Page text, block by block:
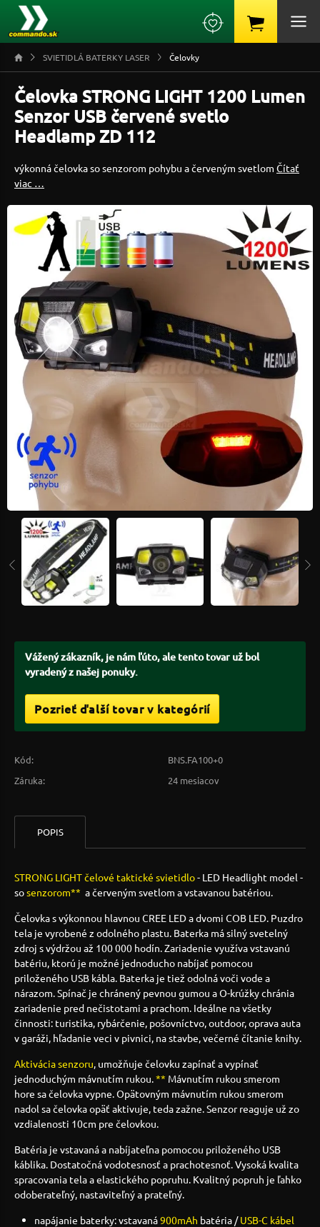
SVIETIDLÁ BATERKY LASER Čelovky
Čelovka STRONG LIGHT 1200 Lumen
Senzor USB červené svetlo
Headlamp ZD 112
výkonná čelovka so senzorom pohybu a červeným svetlom Čítať
viac …
Vážený zákazník, je nám ľúto, ale tento tovar už bol
vyradený z našej ponuky.
Pozrieť ďalší tovar v kategórií
Kód:
BNS.FA100+0
Záruka:
24 mesiacov
POPIS
STRONG LIGHT čelové taktické svietidlo- LED Headlight model -
sosenzorom** a červeným svetlom a vstavanou batériou.
Čelovka s výkonnou hlavnou CREE LED a dvomi COB LED. Puzdro
tela je vyrobené z odolného plastu. Baterka má silný svetelný
zdroj s výdržou až 100 000 hodín. Zariadenie využíva vstavanú
batériu, ktorú je možné jednoducho nabíjať pomocou
priloženého USB kábla. Baterka je tiež odolná voči vode a
nárazom. Spínač je chránený pevnou gumou a O-krúžky chránia
zariadenie pred nečistotami a prachom. Ideálne na všetky
činnosti: turistika, rybárčenie, pošovníctvo, outdoor, oprava auta
v garáži, hľadanie veci v pivnici, na stavbe, večerné čítanie knihy.
Aktivácia senzoru, umožňuje čelovku zapínať a vypínať
jednoduchým mávnutím rukou.** Mávnutím rukou smerom
hore sa čelovka vypne. Opätovným mávnutím rukou smerom
nadol sa čelovka opäť aktivuje, teda zažne. Senzor reaguje už zo
vzdialenosti 10cm pre čelovkou.
Batéria je vstavaná a nabíjateľna pomocou priloženého USB
káblika. Dostatočná vodotesnosť a prachotesnoť. Vysoká kvalita
spracovania tela a elastického popruhu. Kvalitný popruh je ľahko
odoberateľný, nastaviteľný a prateľný.
napájanie baterky: vstavaná900mAh batéria /USB-C kábel